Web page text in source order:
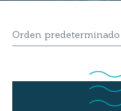
Orden predeterminado